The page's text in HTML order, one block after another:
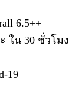
6.5++
ใน 30 ชั่วโมง
19